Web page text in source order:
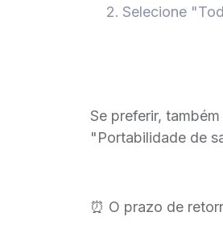
Selecione
Se preferir,
"Portabilidade de
⏰ O prazo de